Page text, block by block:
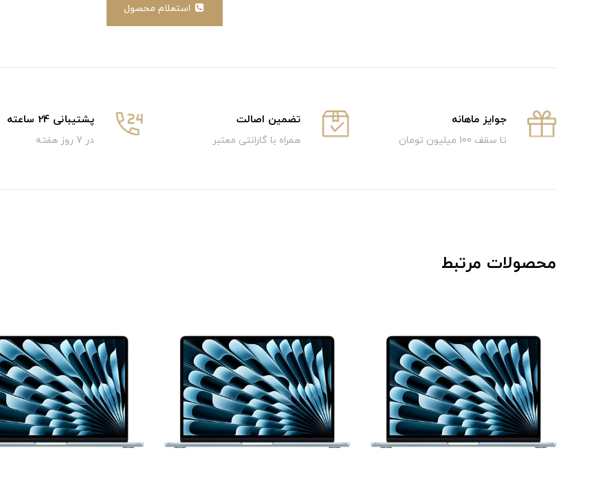
جوایز ماهانه
تا سقف 100 میلیون تومان
تضمین اصالت
همراه با گارانتی معتبر
پشتیبانی 24 ساعته
در 7 روز هفته
محصولات مرتبط